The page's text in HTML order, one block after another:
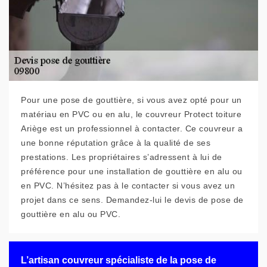
Pour une pose de gouttière, si vous avez opté pour un
matériau en PVC ou en alu, le couvreur Protect toiture
Ariège est un professionnel à contacter. Ce couvreur a
une bonne réputation grâce à la qualité de ses
prestations. Les propriétaires s’adressent à lui de
préférence pour une installation de gouttière en alu ou
en PVC. N’hésitez pas à le contacter si vous avez un
projet dans ce sens. Demandez-lui le devis de pose de
gouttière en alu ou PVC.
L’artisan couvreur spécialiste de la pose de